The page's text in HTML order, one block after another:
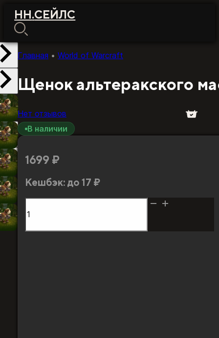
НН.СЕЙЛС
Главная • World of Warcraft
Щенок альтеракского
Нет отзывов
В наличии
1699 ₽
Кешбэк: до 17 ₽
товара